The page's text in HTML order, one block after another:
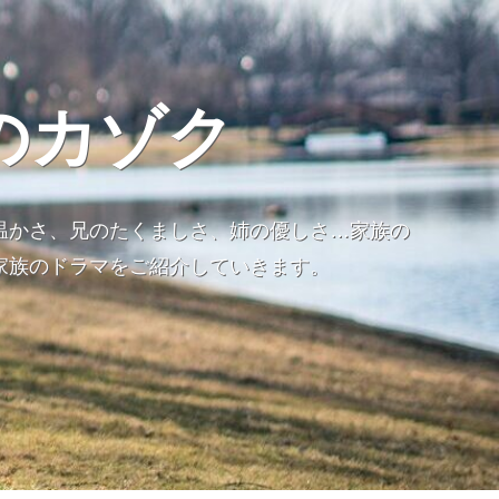
カゾク
かさ、兄のたくましさ、姉の優しさ…家族の
のドラマをご紹介していきます。